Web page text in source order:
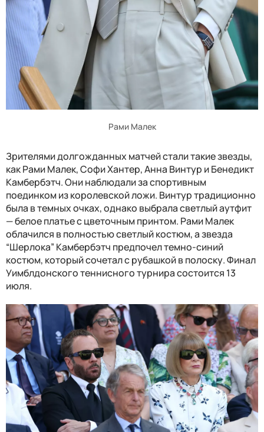
Рами Малек
Зрителями долгожданных матчей стали такие звезды,
как Рами Малек, Софи Хантер, Анна Винтур и Бенедикт
Камбербэтч. Они наблюдали за спортивным
поединком из королевской ложи. Винтур традиционно
была в темных очках, однако выбрала светлый аутфит
— белое платье с цветочным принтом. Рами Малек
облачился в полностью светлый костюм, а звезда
“Шерлока” Камбербэтч предпочел темно-синий
костюм, который сочетал с рубашкой в полоску. Финал
Уимблдонского теннисного турнира состоится 13
июля.